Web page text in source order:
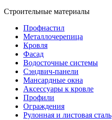
Строительные материалы
Профнастил
Металлочерепица
Кровля
Фасад
Водосточные системы
Сэндвич-панели
Мансардные окна
Аксессуары к кровле
Профили
Ограждения
Рулонная и листовая сталь